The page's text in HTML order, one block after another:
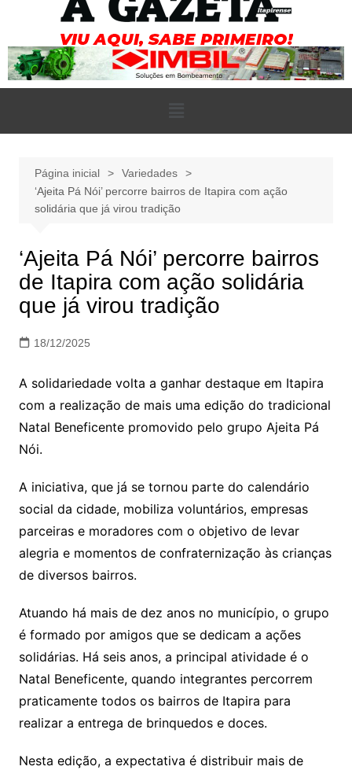
Página inicial
Variedades
‘Ajeita Pá Nói’ percorre bairros de Itapira com ação
solidária que já virou tradição
‘Ajeita Pá Nói’ percorre bairros
de Itapira com ação solidária
que já virou tradição
18/12/2025
A solidariedade volta a ganhar destaque em Itapira
com a realização de mais uma edição do tradicional
Natal Beneficente promovido pelo grupo Ajeita Pá
Nói.
A iniciativa, que já se tornou parte do calendário
social da cidade, mobiliza voluntários, empresas
parceiras e moradores com o objetivo de levar
alegria e momentos de confraternização às crianças
de diversos bairros.
Atuando há mais de dez anos no município, o grupo
é formado por amigos que se dedicam a ações
solidárias. Há seis anos, a principal atividade é o
Natal Beneficente, quando integrantes percorrem
praticamente todos os bairros de Itapira para
realizar a entrega de brinquedos e doces.
Nesta edição, a expectativa é distribuir mais de